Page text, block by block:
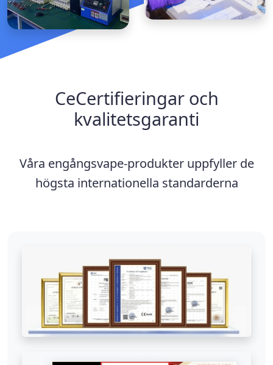
CeCertifieringar och
kvalitetsgaranti
Våra engångsvape-produkter uppfyller de
högsta internationella standarderna